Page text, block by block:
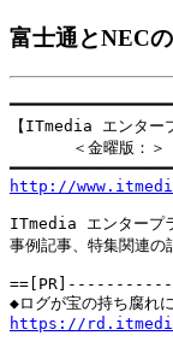
富士通とNEC
【ITmedia エンター
＜金曜版：＞
http://
ITmedia エンタープ
事例記事、特集関連の
https://